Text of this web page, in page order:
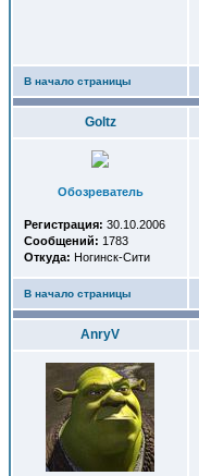
В начало страницы
Goltz
Обозреватель
Регистрация: 30.10.2006
Сообщений: 1783
Откуда: Ногинск-Сити
В начало страницы
AnryV